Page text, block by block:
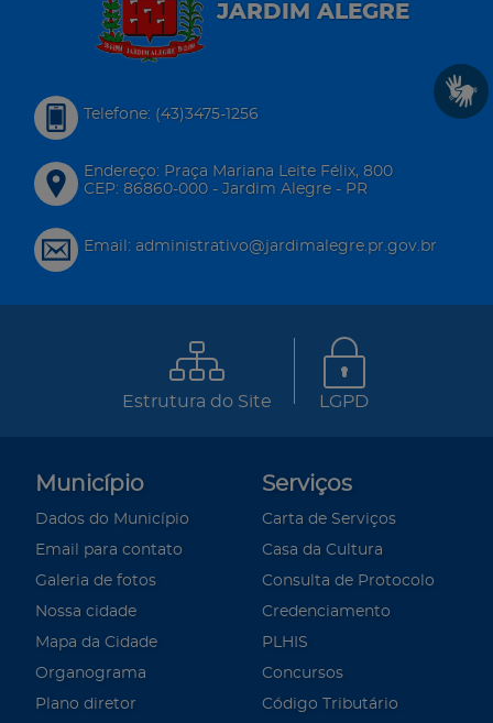
JARDIM ALEGRE
Telefone: (43)3475-1256
Endereço: Praça Mariana Leite Félix, 800
CEP: 86860-000 - Jardim Alegre - PR
Email: administrativo@jardimalegre.pr.gov.br
Estrutura do Site LGPD
Município
Dados do Município
Email para contato
Galeria de fotos
Nossa cidade
Mapa da Cidade
Organograma
Plano diretor
Serviços
Carta de Serviços
Casa da Cultura
Consulta de Protocolo
Credenciamento
PLHIS
Concursos
Código Tributário